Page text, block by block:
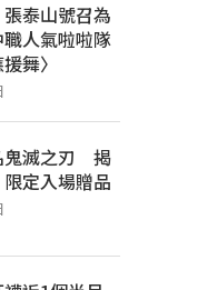
2026 年 8 月 5 日
張泰山號召為
人氣啦啦隊
舞〉
鬼滅之刃 揭
定入場贈品